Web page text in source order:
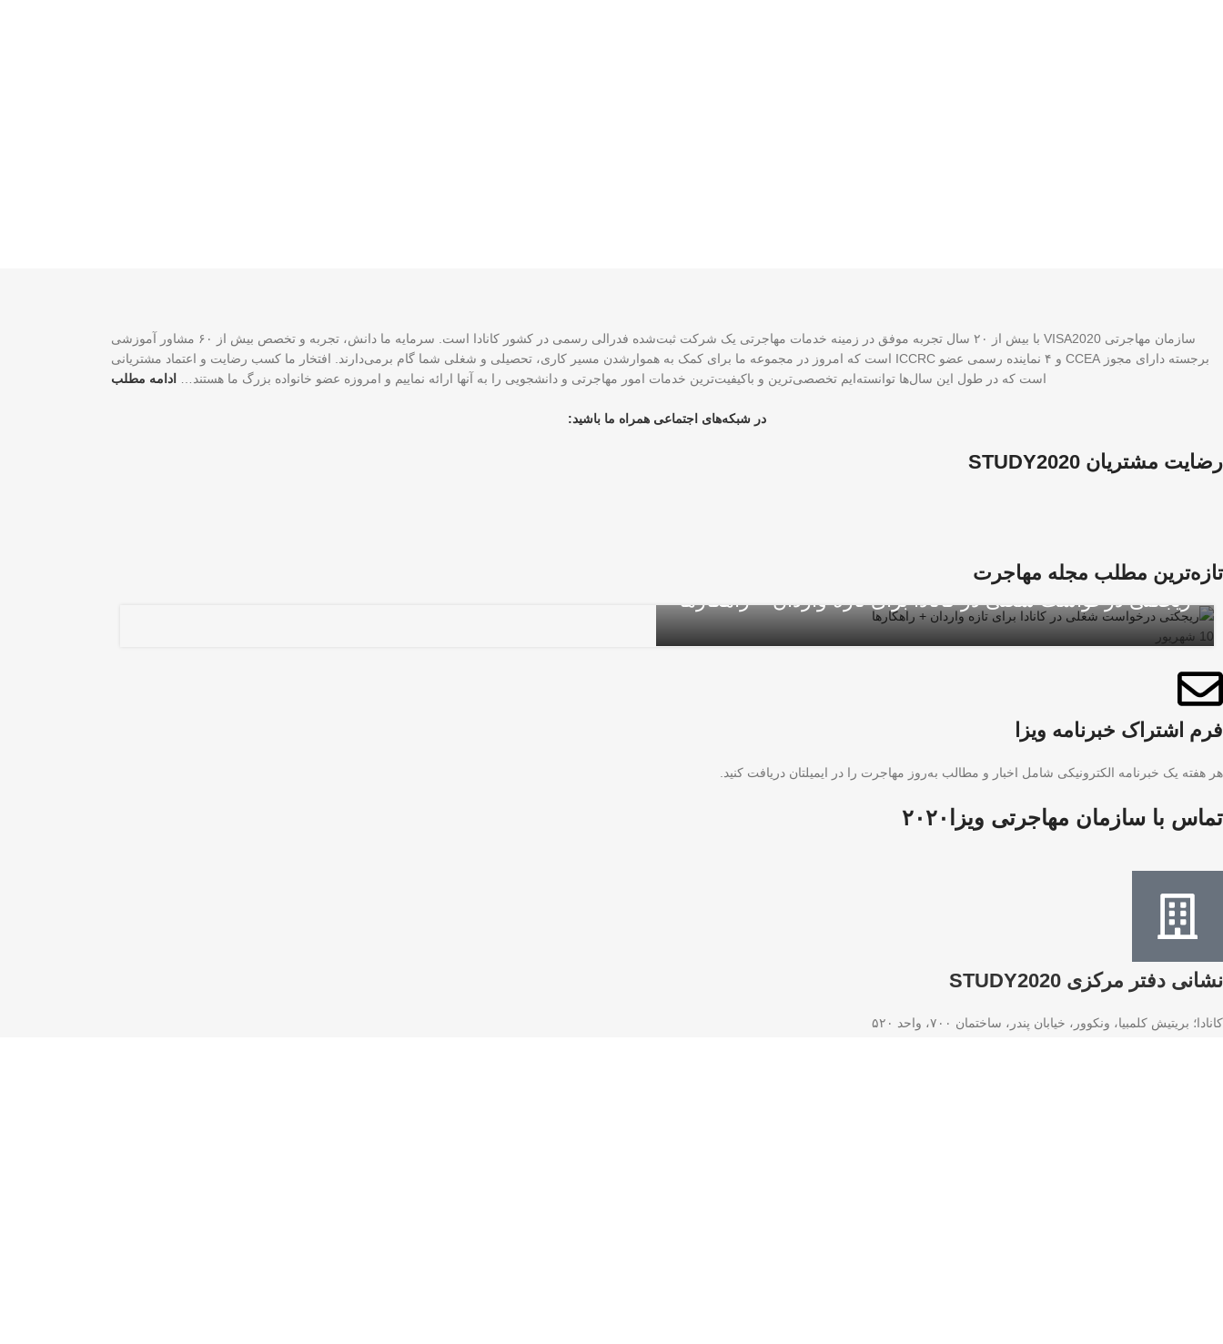
سازمان مهاجرتی VISA2020 با بیش از ۲۰ سال تجربه موفق در زمینه خدمات مهاجرتی یک شرکت ثبت‌شده فدرالی رسمی در کشور کانادا است. سرمایه ما دانش، تجربه و تخصص بیش از ۶۰ مشاور آموزشی
برجسته دارای مجوز CCEA و ۴ نماینده رسمی عضو ICCRC است که امروز در مجموعه ما برای کمک به هموارشدن مسیر کاری، تحصیلی و شغلی شما گام برمی‌دارند. افتخار ما کسب رضایت و اعتماد مشتریانی
است که در طول این سال‌ها توانسته‌ایم تخصصی‌ترین و باکیفیت‌ترین خدمات امور مهاجرتی و دانشجویی را به آنها ارائه نماییم و امروزه عضو خانواده بزرگ ما هستند… ادامه مطلب
در شبکه‌های اجتماعی همراه ما باشید:
رضایت مشتریان STUDY2020
ویزای کار
ویزای کاری کانادا با LMIA
تازه‌ترین مطلب مجله مهاجرت
10 شهریور
ریجکتی درخواست شغلی در کانادا برای تازه واردان + راهکارها
فرم اشتراک خبرنامه ویزا
هر هفته یک خبرنامه الکترونیکی شامل اخبار و مطالب به‌روز مهاجرت را در ایمیلتان دریافت کنید.
تماس با سازمان مهاجرتی ویزا۲۰۲۰​
نشانی دفتر مرکزی STUDY2020
کانادا؛ بریتیش کلمبیا، ونکوور، خیابان پندر، ساختمان ۷۰۰، واحد ۵۲۰